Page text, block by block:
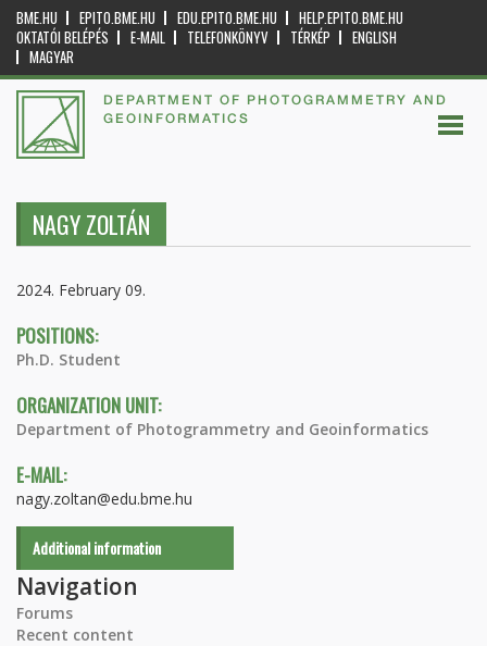
BME.HU EPITO.BME.HU EDU.EPITO.BME.HU
HELP.EPITO.BME.HU
OKTATÓI BELÉPÉS
E-MAIL TELEFONKÖNYV TÉRKÉP
ENGLISH
MAGYAR
DEPARTMENT OF PHOTOGRAMMETRY AND
GEOINFORMATICS
NAGY ZOLTÁN
2024. February 09.
POSITIONS:
Ph.D. Student
ORGANIZATION UNIT:
Department of Photogrammetry and Geoinformatics
E-MAIL:
nagy.zoltan@edu.bme.hu
Additional information
Navigation
Forums
Recent content